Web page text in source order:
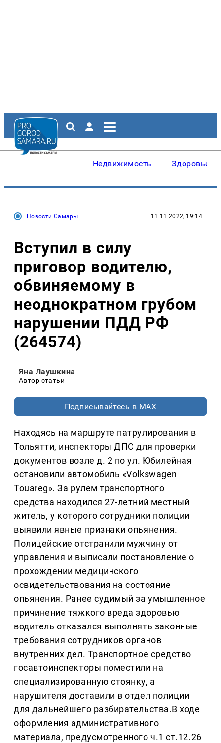
Недвижимость Здоровье
Новости Самары 11.11.2022, 19:14
Вступил в силу
приговор водителю,
обвиняемому в
неоднократном грубом
нарушении ПДД РФ
(264574)
Яна Лаушкина
Автор статьи
Подписывайтесь в MAX
Находясь на маршруте патрулирования в
Тольятти, инспекторы ДПС для проверки
документов возле д. 2 по ул. Юбилейная
остановили автомобиль «Volkswagen
Touareg». За рулем транспортного
средства находился 27-летний местный
житель, у которого сотрудники полиции
выявили явные признаки опьянения.
Полицейские отстранили мужчину от
управления и выписали постановление о
прохождении медицинского
освидетельствования на состояние
опьянения. Ранее судимый за умышленное
причинение тяжкого вреда здоровью
водитель отказался выполнять законные
требования сотрудников органов
внутренних дел. Транспортное средство
госавтоинспекторы поместили на
специализированную стоянку, а
нарушителя доставили в отдел полиции
для дальнейшего разбирательства.В ходе
оформления административного
материала, предусмотренного ч.1 ст.12.26